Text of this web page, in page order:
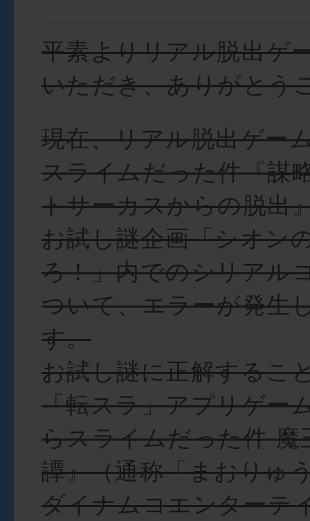
平素よりリアル脱出ゲ
いただき、ありがとう
現在、リアル脱出ゲー
スライムだった件『謀
トサーカスからの脱出
お試し謎企画「シオン
ろ！」内でのシリアル
ついて、エラーが発生
す。
お試し謎に正解するこ
「転スラ」アプリゲー
らスライムだった件 魔
譚』（通称「まおりゅ
ダイナムコエンターテ